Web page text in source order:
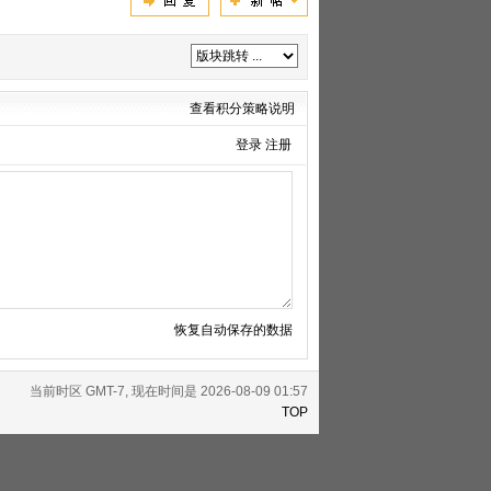
查看积分策略说明
登录 注册
恢复自动保存的数据
当前时区 GMT-7, 现在时间是 2026-08-09 01:57
TOP